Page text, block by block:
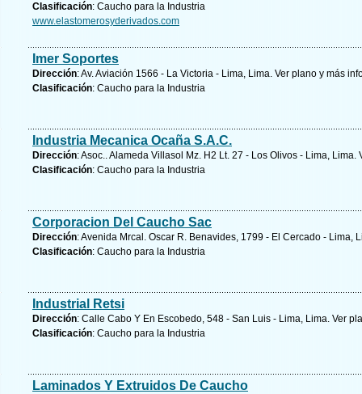
Clasificación: Caucho para la Industria
www.elastomerosyderivados.com
Imer Soportes
Dirección: Av. Aviación 1566 - La Victoria - Lima, Lima. Ver plano y más
Clasificación: Caucho para la Industria
Industria Mecanica Ocaña S.A.C.
Dirección: Asoc.. Alameda Villasol Mz. H2 Lt. 27 - Los Olivos - Lima, Lima.
Clasificación: Caucho para la Industria
Corporacion Del Caucho Sac
Dirección: Avenida Mrcal. Oscar R. Benavides, 1799 - El Cercado - Lima,
Clasificación: Caucho para la Industria
Industrial Retsi
Dirección: Calle Cabo Y En Escobedo, 548 - San Luis - Lima, Lima. Ver
Clasificación: Caucho para la Industria
Laminados Y Extruidos De Caucho